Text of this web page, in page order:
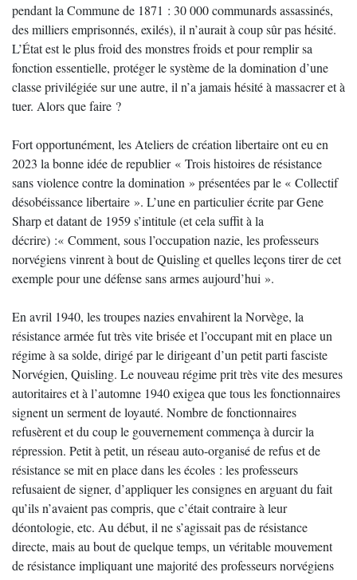
pendant la Commune de 1871 : 30 000 communards assassinés,
des milliers emprisonnés, exilés), il n’aurait à coup sûr pas hésité.
L’État est le plus froid des monstres froids et pour remplir sa
fonction essentielle, protéger le système de la domination d’une
classe privilégiée sur une autre, il n’a jamais hésité à massacrer et à
tuer. Alors que faire ?
Fort opportunément, les Ateliers de création libertaire ont eu en
2023 la bonne idée de republier « Trois histoires de résistance
sans violence contre la domination » présentées par le « Collectif
désobéissance libertaire ». L’une en particulier écrite par Gene
Sharp et datant de 1959 s’intitule (et cela suffit à la
décrire) :« Comment, sous l’occupation nazie, les professeurs
norvégiens vinrent à bout de Quisling et quelles leçons tirer de cet
exemple pour une défense sans armes aujourd’hui ».
En avril 1940, les troupes nazies envahirent la Norvège, la
résistance armée fut très vite brisée et l’occupant mit en place un
régime à sa solde, dirigé par le dirigeant d’un petit parti fasciste
Norvégien, Quisling. Le nouveau régime prit très vite des mesures
autoritaires et à l’automne 1940 exigea que tous les fonctionnaires
signent un serment de loyauté. Nombre de fonctionnaires
refusèrent et du coup le gouvernement commença à durcir la
répression. Petit à petit, un réseau auto-organisé de refus et de
résistance se mit en place dans les écoles : les professeurs
refusaient de signer, d’appliquer les consignes en arguant du fait
qu’ils n’avaient pas compris, que c’était contraire à leur
déontologie, etc. Au début, il ne s’agissait pas de résistance
directe, mais au bout de quelque temps, un véritable mouvement
de résistance impliquant une majorité des professeurs norvégiens